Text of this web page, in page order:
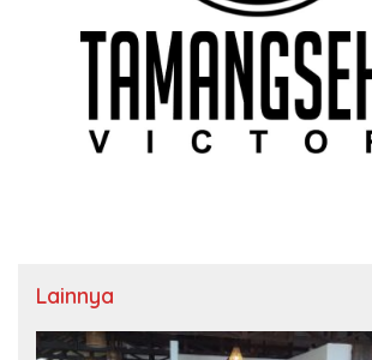
Lainnya